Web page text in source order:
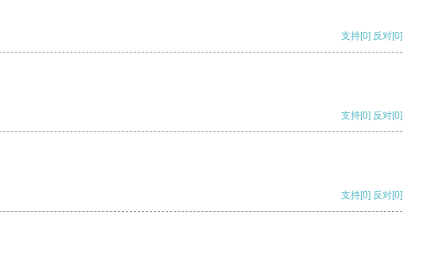
支持[0] 反对[0]
支持[0] 反对[0]
支持[0] 反对[0]